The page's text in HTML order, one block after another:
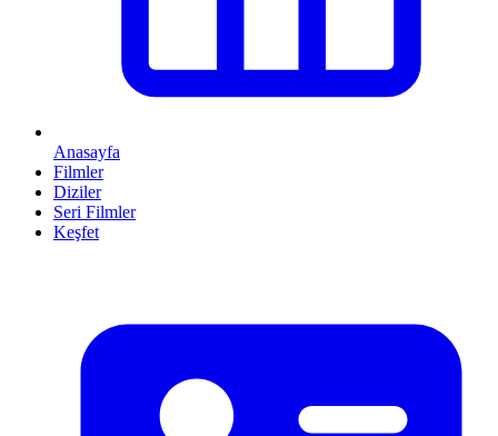
Anasayfa
Filmler
Diziler
Seri Filmler
Keşfet